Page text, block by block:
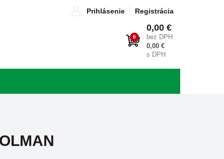
Prihlásenie Registrácia
0
0,00 €
bez DPH
0,00 €
s DPH